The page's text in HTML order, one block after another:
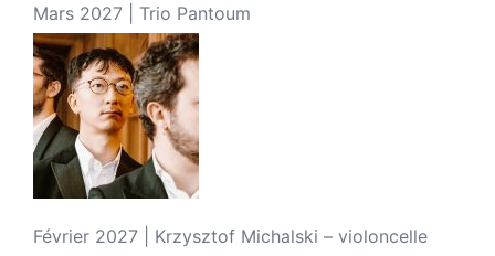
Mars 2027 | Trio Pantoum
Février 2027 | Krzysztof Michalski – violoncelle